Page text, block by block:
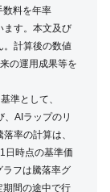
数料を年率
ます。本文及び
。計算後の数値
の運用成果等を
準として、
AIラップのリ
率の計算は、
日時点の基準価
ラフは騰落率グ
期間の途中で行